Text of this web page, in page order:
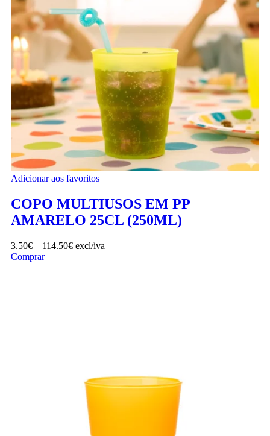
Adicionar aos favoritos
COPO MULTIUSOS EM PP
AMARELO 25CL (250ML)
3.50€ – 114.50€ excl/iva
Comprar